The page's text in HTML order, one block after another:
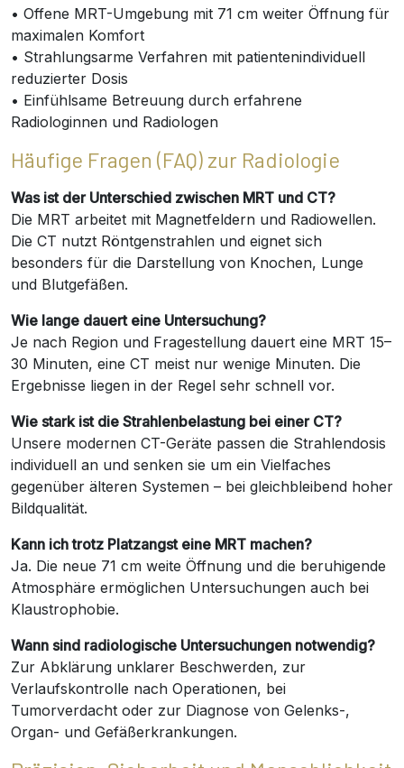
• Offene MRT-Umgebung mit 71 cm weiter Öffnung für
maximalen Komfort
• Strahlungsarme Verfahren mit patientenindividuell
reduzierter Dosis
• Einfühlsame Betreuung durch erfahrene
Radiologinnen und Radiologen
Häufige Fragen (FAQ) zur Radiologie
Was ist der Unterschied zwischen MRT und CT?
Die MRT arbeitet mit Magnetfeldern und Radiowellen.
Die CT nutzt Röntgenstrahlen und eignet sich
besonders für die Darstellung von Knochen, Lunge
und Blutgefäßen.
Wie lange dauert eine Untersuchung?
Je nach Region und Fragestellung dauert eine MRT 15–
30 Minuten, eine CT meist nur wenige Minuten. Die
Ergebnisse liegen in der Regel sehr schnell vor.
Wie stark ist die Strahlenbelastung bei einer CT?
Unsere modernen CT-Geräte passen die Strahlendosis
individuell an und senken sie um ein Vielfaches
gegenüber älteren Systemen – bei gleichbleibend hoher
Bildqualität.
Kann ich trotz Platzangst eine MRT machen?
Ja. Die neue 71 cm weite Öffnung und die beruhigende
Atmosphäre ermöglichen Untersuchungen auch bei
Klaustrophobie.
Wann sind radiologische Untersuchungen notwendig?
Zur Abklärung unklarer Beschwerden, zur
Verlaufskontrolle nach Operationen, bei
Tumorverdacht oder zur Diagnose von Gelenks-,
Organ- und Gefäßerkrankungen.